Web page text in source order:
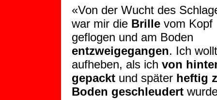
«Von der Wucht des
war mir die Brillevom Kopf
geflogen und am Boden
entzweigegangen. Ich
aufheben, als ich von
gepacktund später heftig
Boden geschleudert